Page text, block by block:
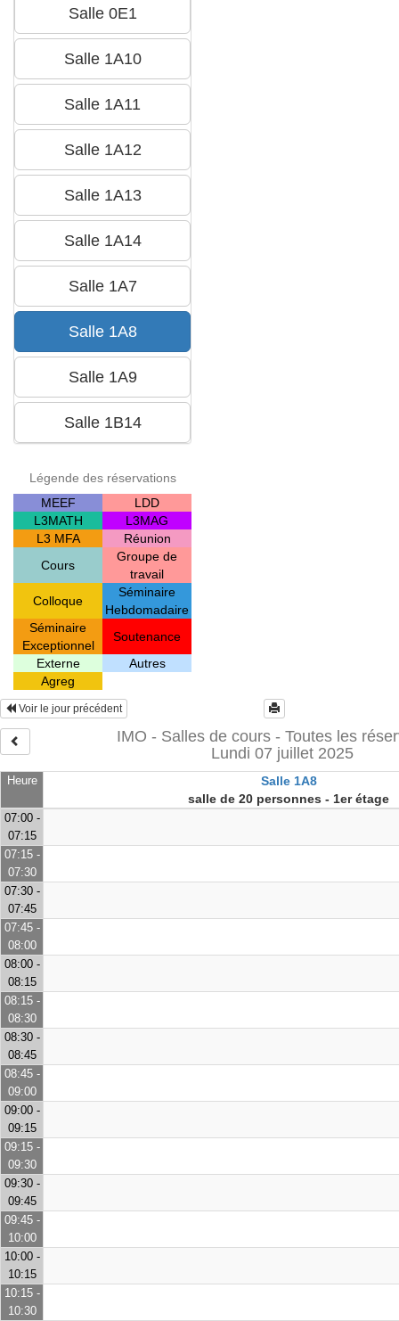
Légende des réservations
MEEF
LDD
L3MATH
L3MAG
L3 MFA
Réunion
Cours
Groupe de
travail
Colloque
Séminaire
Hebdomadaire
Séminaire
Exceptionnel
Soutenance
Externe
Autres
Agreg
Voir le jour précédent
IMO - Salles de cours - Toutes les
Lundi 07 juillet 2025
Heure
Salle 1A8
salle de 20 personnes - 1er étage
07:00 -
07:15
07:15 -
07:30
07:30 -
07:45
07:45 -
08:00
08:00 -
08:15
08:15 -
08:30
08:30 -
08:45
08:45 -
09:00
09:00 -
09:15
09:15 -
09:30
09:30 -
09:45
09:45 -
10:00
10:00 -
10:15
10:15 -
10:30